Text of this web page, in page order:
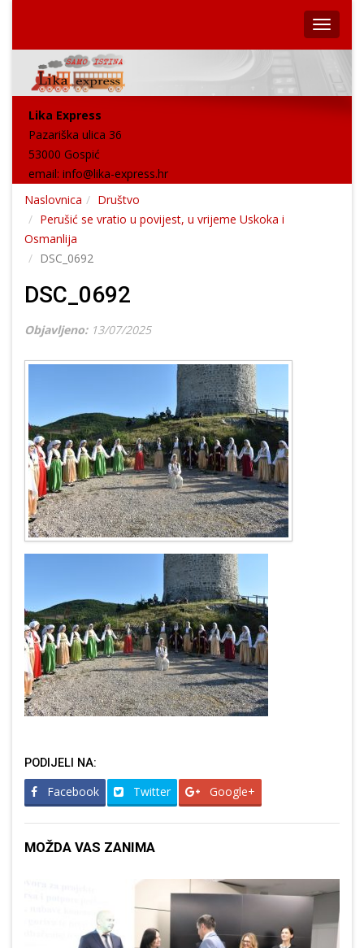
Lika Express
Pazariška ulica 36
53000 Gospić
email: info@lika-express.hr
Naslovnica
Društvo
Perušić se vratio u povijest, u vrijeme Uskoka i
Osmanlija
DSC_0692
DSC_0692
Objavljeno: 13/07/2025
PODIJELI NA:
Facebook Twitter Google+
MOŽDA VAS ZANIMA